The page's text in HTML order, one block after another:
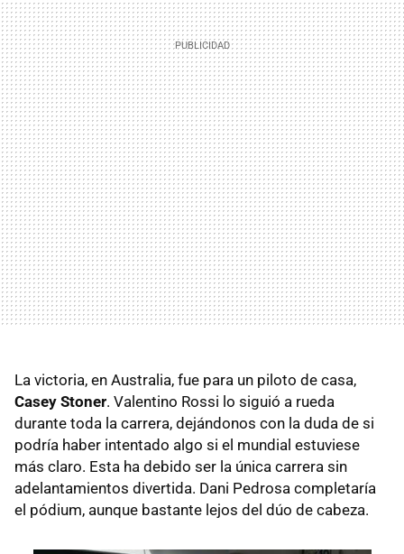
La victoria, en Australia, fue para un piloto de casa,
Casey Stoner. Valentino Rossi lo siguió a rueda
durante toda la carrera, dejándonos con la duda de si
podría haber intentado algo si el mundial estuviese
más claro. Esta ha debido ser la única carrera sin
adelantamientos divertida. Dani Pedrosa completaría
el pódium, aunque bastante lejos del dúo de cabeza.